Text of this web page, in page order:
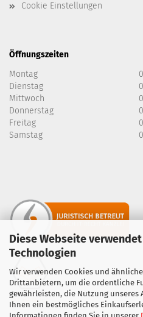
Diese Webseite
Technologien
Wir verwenden Cookies und
Drittanbietern, um die ordentliche
gewährleisten, die Nutzung unseres
Ihnen ein bestmögliches
Cookie Einstellungen
Öffnungszeiten
Montag
Dienstag
Mittwoch
Donnerstag
Freitag
Samstag